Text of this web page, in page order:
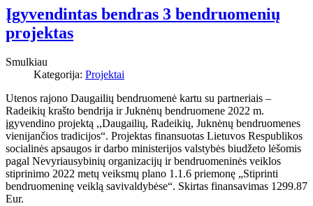
Įgyvendintas bendras 3 bendruomenių
projektas
Smulkiau
Kategorija: Projektai
Utenos rajono Daugailių bendruomenė kartu su partneriais –
Radeikių krašto bendrija ir Juknėnų bendruomene 2022 m.
įgyvendino projektą ,,Daugailių, Radeikių, Juknėnų bendruomenes
vienijančios tradicijos“. Projektas finansuotas Lietuvos Respublikos
socialinės apsaugos ir darbo ministerijos valstybės biudžeto lėšomis
pagal Nevyriausybinių organizacijų ir bendruomeninės veiklos
stiprinimo 2022 metų veiksmų plano 1.1.6 priemonę „Stiprinti
bendruomeninę veiklą savivaldybėse“. Skirtas finansavimas 1299.87
Eur.